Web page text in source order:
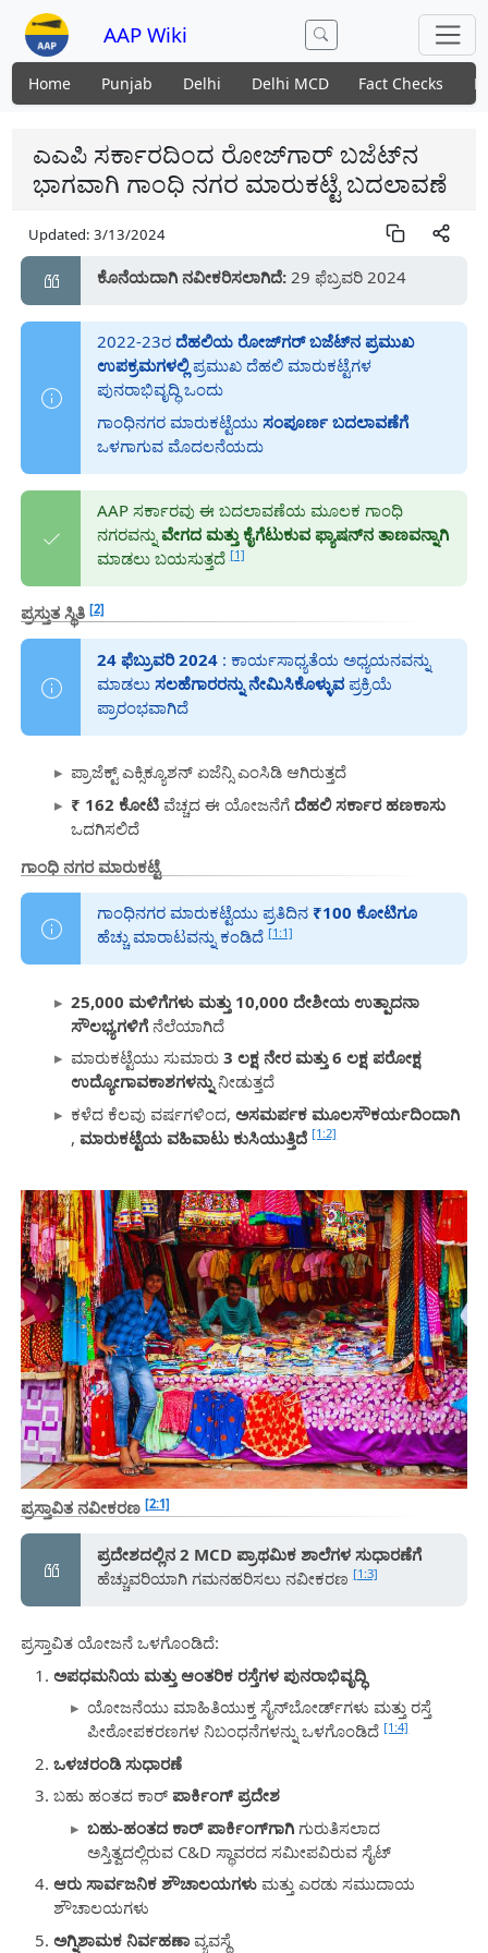
AAP Wiki
Home Punjab Delhi Delhi MCD Fact Checks
ಎಎಪಿ ಸರ್ಕಾರದಿಂದ ರೋಜ್‌ಗಾರ್ ಬಜೆಟ್‌ನ
ಭಾಗವಾಗಿ ಗಾಂಧಿ ನಗರ ಮಾರುಕಟ್ಟೆ ಬದಲಾವಣೆ
Updated:3/13/2024
ಕೊನೆಯದಾಗಿ ನವೀಕರಿಸಲಾಗಿದೆ:29 ಫೆಬ್ರವರಿ 2024
2022-23ರ ದೆಹಲಿಯ ರೋಜ್‌ಗರ್ ಬಜೆಟ್‌ನ ಪ್ರಮುಖ
ಉಪಕ್ರಮಗಳಲ್ಲಿಪ್ರಮುಖ ದೆಹಲಿ ಮಾರುಕಟ್ಟೆಗಳ
ಪುನರಾಭಿವೃದ್ಧಿ ಒಂದು
ಗಾಂಧಿನಗರ ಮಾರುಕಟ್ಟೆಯು ಸಂಪೂರ್ಣ ಬದಲಾವಣೆಗೆ
ಒಳಗಾಗುವ ಮೊದಲನೆಯದು
AAP ಸರ್ಕಾರವು ಈ ಬದಲಾವಣೆಯ ಮೂಲಕ ಗಾಂಧಿ
ನಗರವನ್ನುವೇಗದ ಮತ್ತು ಕೈಗೆಟುಕುವ ಫ್ಯಾಷನ್‌ನ ತಾಣವನ್ನಾಗಿ
ಮಾಡಲು ಬಯಸುತ್ತದೆ[1]
ಪ್ರಸ್ತುತ ಸ್ಥಿತಿ [2]
24 ಫೆಬ್ರುವರಿ 2024: ಕಾರ್ಯಸಾಧ್ಯತೆಯ ಅಧ್ಯಯನವನ್ನು
ಮಾಡಲು ಸಲಹೆಗಾರರನ್ನು ನೇಮಿಸಿಕೊಳ್ಳುವಪ್ರಕ್ರಿಯೆ
ಪ್ರಾರಂಭವಾಗಿದೆ
ಪ್ರಾಜೆಕ್ಟ್ ಎಕ್ಸಿಕ್ಯೂಶನ್ ಏಜೆನ್ಸಿ ಎಂಸಿಡಿ ಆಗಿರುತ್ತದೆ
₹ 162 ಕೋಟಿ ವೆಚ್ಚದ ಈ ಯೋಜನೆಗೆದೆಹಲಿ ಸರ್ಕಾರ ಹಣಕಾಸು
ಒದಗಿಸಲಿದೆ
ಗಾಂಧಿ ನಗರ ಮಾರುಕಟ್ಟೆ
ಗಾಂಧಿನಗರ ಮಾರುಕಟ್ಟೆಯು ಪ್ರತಿದಿನ ₹100 ಕೋಟಿಗೂ
ಹೆಚ್ಚು ಮಾರಾಟವನ್ನು ಕಂಡಿದೆ[1:1]
25,000 ಮಳಿಗೆಗಳು ಮತ್ತು 10,000 ದೇಶೀಯ ಉತ್ಪಾದನಾ
ಸೌಲಭ್ಯಗಳಿಗೆ ನೆಲೆಯಾಗಿದೆ
ಮಾರುಕಟ್ಟೆಯು ಸುಮಾರು3 ಲಕ್ಷ ನೇರ ಮತ್ತು 6 ಲಕ್ಷ ಪರೋಕ್ಷ
ಉದ್ಯೋಗಾವಕಾಶಗಳನ್ನುನೀಡುತ್ತದೆ
ಕಳೆದ ಕೆಲವು ವರ್ಷಗಳಿಂದ,ಅಸಮರ್ಪಕ ಮೂಲಸೌಕರ್ಯದಿಂದಾಗಿ
,ಮಾರುಕಟ್ಟೆಯ ವಹಿವಾಟು ಕುಸಿಯುತ್ತಿದೆ [1:2]
ಪ್ರಸ್ತಾವಿತ ನವೀಕರಣ [2:1]
ಪ್ರದೇಶದಲ್ಲಿನ 2 MCD ಪ್ರಾಥಮಿಕ ಶಾಲೆಗಳ ಸುಧಾರಣೆಗೆ
ಹೆಚ್ಚುವರಿಯಾಗಿ ಗಮನಹರಿಸಲು ನವೀಕರಣ[1:3]
ಪ್ರಸ್ತಾವಿತ ಯೋಜನೆ ಒಳಗೊಂಡಿದೆ:
ಅಪಧಮನಿಯ ಮತ್ತು ಆಂತರಿಕ ರಸ್ತೆಗಳ ಪುನರಾಭಿವೃದ್ಧಿ
ಯೋಜನೆಯು ಮಾಹಿತಿಯುಕ್ತ ಸೈನ್‌ಬೋರ್ಡ್‌ಗಳು ಮತ್ತು ರಸ್ತೆ
ಪೀಠೋಪಕರಣಗಳ ನಿಬಂಧನೆಗಳನ್ನು ಒಳಗೊಂಡಿದೆ [1:4]
ಒಳಚರಂಡಿ ಸುಧಾರಣೆ
ಬಹು ಹಂತದ ಕಾರ್ ಪಾರ್ಕಿಂಗ್ ಪ್ರದೇಶ
ಬಹು-ಹಂತದ ಕಾರ್ ಪಾರ್ಕಿಂಗ್‌ಗಾಗಿ ಗುರುತಿಸಲಾದ
ಅಸ್ತಿತ್ವದಲ್ಲಿರುವ C&D ಸ್ಥಾವರದ ಸಮೀಪವಿರುವ ಸೈಟ್
ಆರು ಸಾರ್ವಜನಿಕ ಶೌಚಾಲಯಗಳುಮತ್ತು ಎರಡು ಸಮುದಾಯ
ಶೌಚಾಲಯಗಳು
ಅಗ್ನಿಶಾಮಕ ನಿರ್ವಹಣಾವ್ಯವಸ್ಥೆ